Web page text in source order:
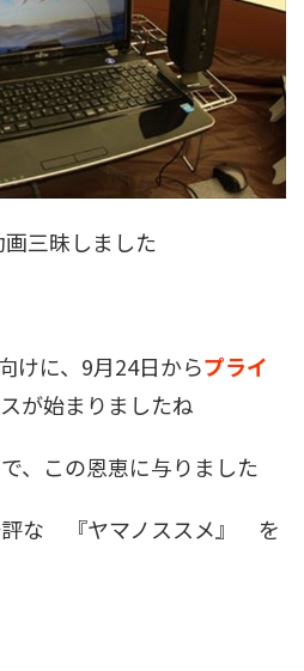
三昧しました
けに、9月24日からプライ
が始まりましたね
、この恩恵に与りました
評な 『ヤマノススメ』 を